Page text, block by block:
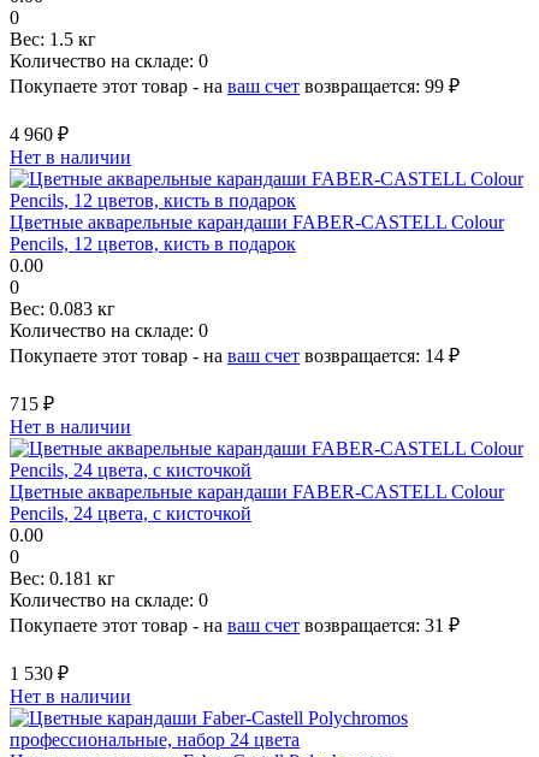
0
Вес: 1.5 кг
Количество на складе: 0
Покупаете этот товар - на ваш счет возвращается: 99 ₽
4 960 ₽
Нет в наличии
Цветные акварельные карандаши FABER-CASTELL Colour
Pencils, 12 цветов, кисть в подарок
0.00
0
Вес: 0.083 кг
Количество на складе: 0
Покупаете этот товар - на ваш счет возвращается: 14 ₽
715 ₽
Нет в наличии
Цветные акварельные карандаши FABER-CASTELL Colour
Pencils, 24 цвета, с кисточкой
0.00
0
Вес: 0.181 кг
Количество на складе: 0
Покупаете этот товар - на ваш счет возвращается: 31 ₽
1 530 ₽
Нет в наличии